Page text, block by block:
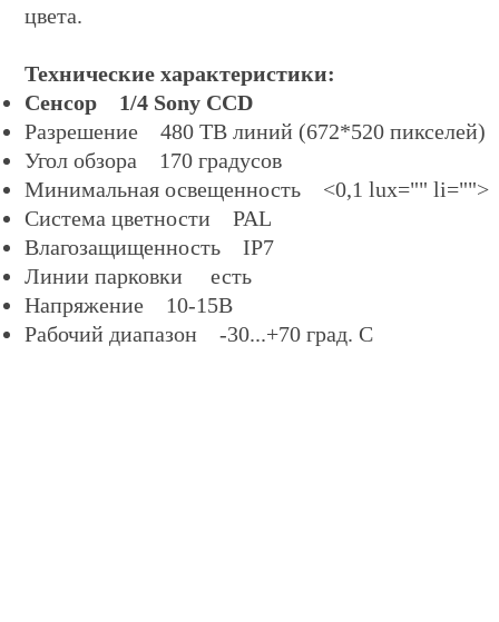
цвета.
Технические характеристики:
Сенсор 1/4 Sony CCD
Разрешение 480 ТВ линий (672*520 пикселей)
Угол обзора 170 градусов
Минимальная освещенность <0,1 lux="" li="">
Система цветности PAL
Влагозащищенность IP7
Линии парковки есть
Напряжение 10-15В
Рабочий диапазон -30...+70 град. С